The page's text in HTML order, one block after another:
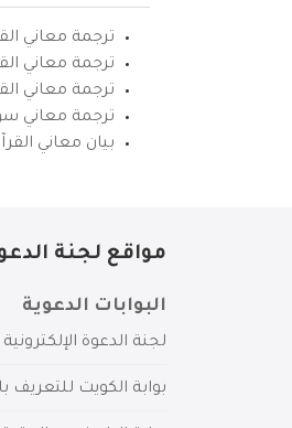
ترجمة معاني
ترجمة معاني
ترجمة معاني
ترجمة معاني
بيان معاني
مواقع لجنة
البوابات الدعوية
لجنة الدعوة الإلكترونية
بوابة الكويت للتعريف